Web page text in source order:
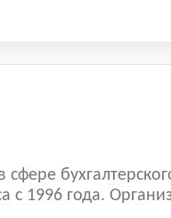
с 1996 года.